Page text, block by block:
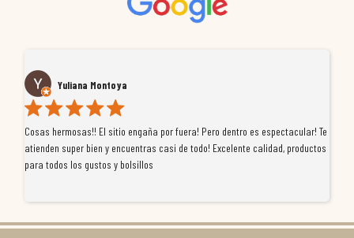
fuera! Pero dentro es espectacular! Te
de todo! Excelente calidad, productos
Tuve un pequeño inconveniente con un
de MoremotoRacing se ha portado de diez.
recomendables.